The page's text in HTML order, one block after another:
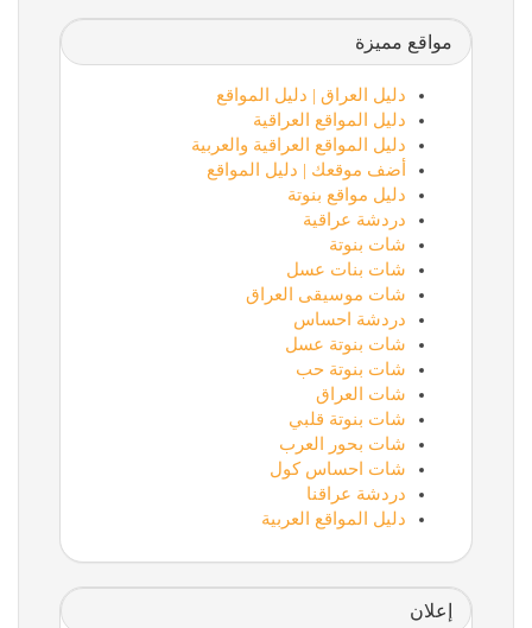
مواقع مميزة
دليل العراق | دليل المواقع
دليل المواقع العراقية
دليل المواقع العراقية والعربية
أضف موقعك | دليل المواقع
دليل مواقع بنوتة
دردشة عراقية
شات بنوتة
شات بنات عسل
شات موسيقى العراق
دردشة احساس
شات بنوتة عسل
شات بنوتة حب
شات العراق
شات بنوتة قلبي
شات بحور العرب
شات احساس كول
دردشة عراقنا
دليل المواقع العربية
إعلان